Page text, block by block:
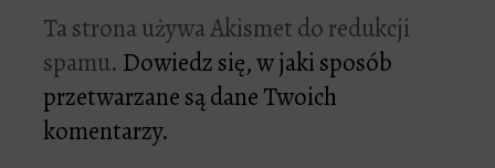
Ta strona używa Akismet do redukcji
spamu. Dowiedz się, w jaki sposób
przetwarzane są dane Twoich
komentarzy.